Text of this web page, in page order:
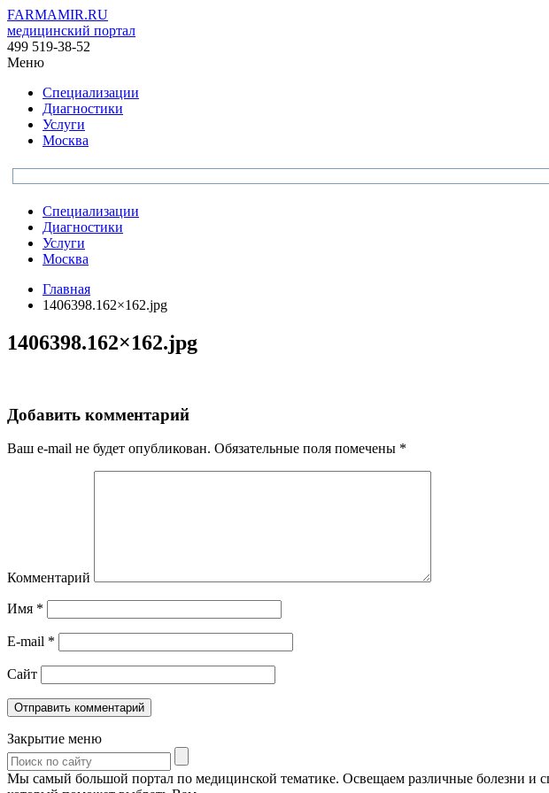
FARMAMIR.RU
медицинский портал
499 519-38-52
Меню
Специализации
Диагностики
Услуги
Москва
Специализации
Диагностики
Услуги
Москва
Главная
1406398.162×162.jpg
1406398.162×162.jpg
Добавить комментарий
Ваш e-mail не будет опубликован. Обязательные поля помечены *
Комментарий
Имя *
E-mail *
Сайт
Закрытие меню
Мы самый большой портал по медицинской тематике. Освещаем различные болезни и